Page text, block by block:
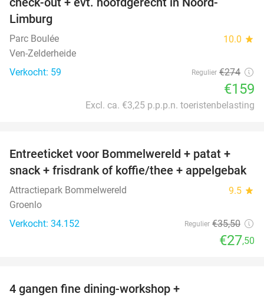
Limburg
Parc Boulée 10.0 star
Ven-Zelderheide
Verkocht: 59
Regulier €274
€159
Excl. ca. €3,25 p.p.p.n. toeristenbelasting
23%
Entreeticket voor Bommelwereld + patat +
snack + frisdrank of koffie/thee + appelgebak
Attractiepark Bommelwereld 9.5 star
Groenlo
Verkocht: 34.152
Regulier €35,50
€27,50
4 gangen fine dining-workshop +